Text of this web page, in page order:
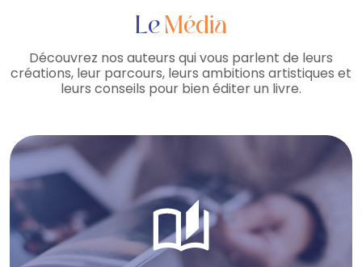
LeMédia
Découvrez nos auteurs qui vous parlent de leurs
créations, leur parcours, leurs ambitions artistiques et
leurs conseils pour bien éditer un livre.